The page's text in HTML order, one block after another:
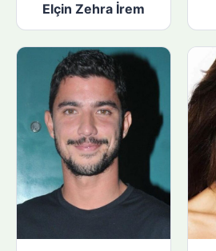
Elçin Zehra İrem